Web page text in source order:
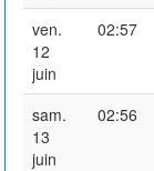
ven.
12
juin
02:57
sam.
13
juin
02:56